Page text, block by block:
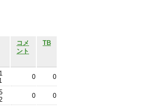
コメ
ント
TB
0 0
0 0